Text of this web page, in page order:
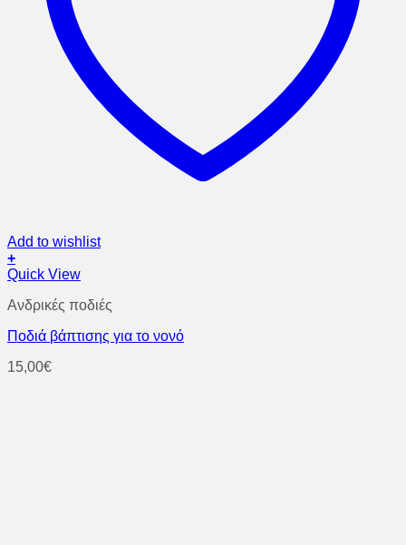
Add to wishlist
+
Quick View
Ανδρικές ποδιές
Ποδιά βάπτισης για το νονό
15,00€